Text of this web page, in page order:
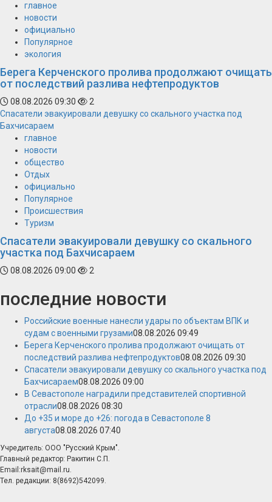
главное
новости
официально
Популярное
экология
Берега Керченского пролива продолжают очищать
от последствий разлива нефтепродуктов
08.08.2026 09:30
2
Спасатели эвакуировали девушку со скального участка под
Бахчисараем
главное
новости
общество
Отдых
официально
Популярное
Происшествия
Туризм
Спасатели эвакуировали девушку со скального
участка под Бахчисараем
08.08.2026 09:00 2
последние новости
Российские военные нанесли удары по объектам ВПК и
судам с военными грузами08.08.2026 09:49
Берега Керченского пролива продолжают очищать от
последствий разлива нефтепродуктов08.08.2026 09:30
Спасатели эвакуировали девушку со скального участка под
Бахчисараем08.08.2026 09:00
В Севастополе наградили представителей спортивной
отрасли08.08.2026 08:30
До +35 и море до +26: погода в Севастополе 8
августа08.08.2026 07:40
Учредитель: ООО "Русский Крым".
Главный редактор: Ракитин С.П.
Email:rksait@mail.ru.
Тел. редакции: 8(8692)542099.